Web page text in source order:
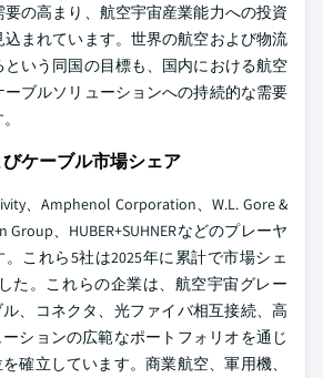
の高まり、航空宇宙産業能力への投資
まれています。世界の航空および物流
いう同国の目標も、国内における航空
ブルソリューションへの持続的な需要
ケーブル市場シェア
、Amphenol Corporation、W.L. Gore &
Group、HUBER+SUHNERなどのプレーヤ
これら5社は2025年に累計で市場シェ
た。これらの企業は、航空宇宙グレー
ル、コネクタ、光ファイバ相互接続、高
ションの広範なポートフォリオを通じ
確立しています。商業航空、軍用機、